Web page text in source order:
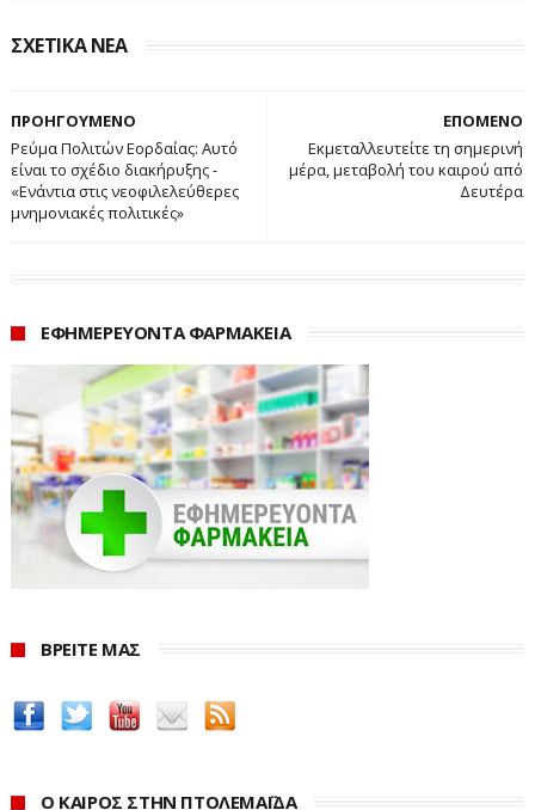
ΣΧΕΤΙΚΑ ΝΕΑ
ΕΠΟΜΕΝΟ
Εκμεταλλευτείτε τη σημερινή
μέρα, μεταβολή του καιρού από
Δευτέρα
ΠΡΟΗΓΟΥΜΕΝΟ
Ρεύμα Πολιτών Εορδαίας: Αυτό
είναι το σχέδιο διακήρυξης -
«Ενάντια στις νεοφιλελεύθερες
μνημονιακές πολιτικές»
ΕΦΗΜΕΡΕΥΟΝΤΑ ΦΑΡΜΑΚΕΙΑ
ΒΡΕΙΤΕ ΜΑΣ
Ο ΚΑΙΡΟΣ ΣΤΗΝ ΠΤΟΛΕΜΑΪΔΑ